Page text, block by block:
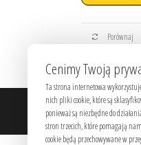
Porównaj
Cenimy Twoją
Ta strona internetowa
nich pliki cookie, które są
ponieważ są niezbędne do
stron trzecich, które pomagają
cookie będą przechowywane w